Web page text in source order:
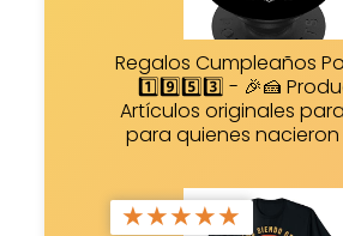
Regalos Cumpleaños
1️⃣9️⃣5️⃣3️⃣ - 🎉🍰
Artículos originales
para quienes nacieron
★★★★★